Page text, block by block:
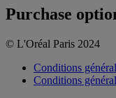
Purchase
© L'Oréal Paris 2024
Conditions
Conditions